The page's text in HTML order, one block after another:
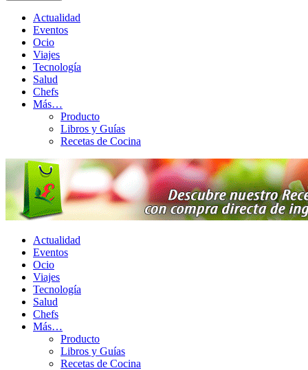
Actualidad
Eventos
Ocio
Viajes
Tecnología
Salud
Chefs
Más…
Producto
Libros y Guías
Recetas de Cocina
Actualidad
Eventos
Ocio
Viajes
Tecnología
Salud
Chefs
Más…
Producto
Libros y Guías
Recetas de Cocina